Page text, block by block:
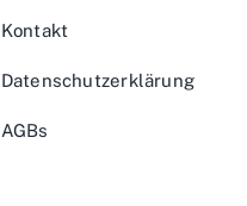
Kontakt
Datenschutzerklärung
AGBs